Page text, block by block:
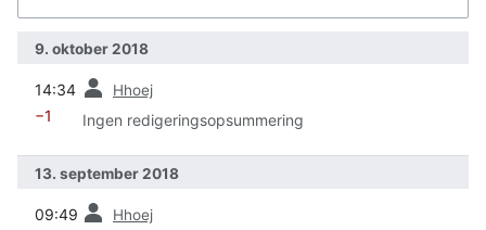
9. oktober 2018
14:34 Hhoej
−1 Ingen redigeringsopsummering
13. september 2018
09:49 Hhoej